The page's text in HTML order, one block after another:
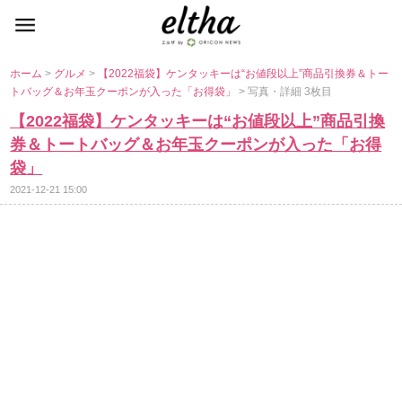
ホーム> グルメ>
【2022福袋】ケンタッキーは“お値段以上”商品引換券＆トー
トバッグ＆お年玉クーポンが入った「お得袋」> 写真・詳細 3枚目
【2022福袋】ケンタッキーは“お値段以上”商品引換
券＆トートバッグ＆お年玉クーポンが入った「お得
袋」
2021-12-21 15:00